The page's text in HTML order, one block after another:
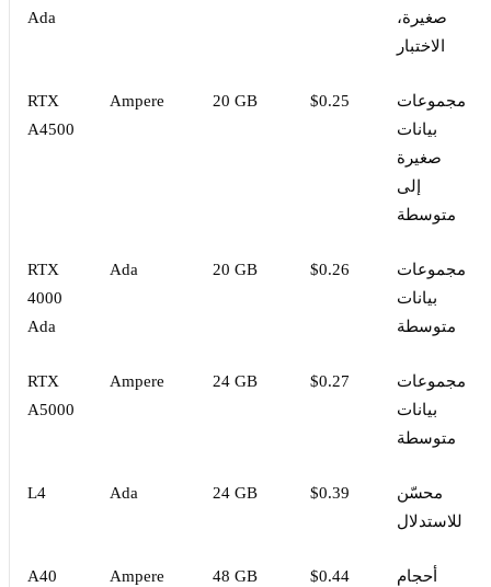
Ada
صغيرة،
الاختبار
RTX
A4500
Ampere 20 GB $0.25
مجموعات
بيانات
صغيرة
إلى
متوسطة
RTX
4000
Ada
Ada 20 GB $0.26
مجموعات
بيانات
متوسطة
RTX
A5000
Ampere 24 GB $0.27
مجموعات
بيانات
متوسطة
L4 Ada 24 GB $0.39
محسّن
للاستدلال
A40 Ampere 48 GB $0.44
أحجام